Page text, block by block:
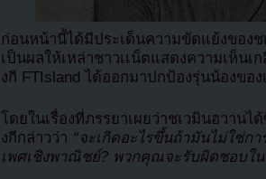
ก่อนหน้านี้ได้มีประเด็นความขัดแย้งของ
เป็นผลให้เหล่าชาวเเน็ตแสดงความเห็น
งกี FTIsland ได้ออกมาปกป้องรุ่นน้องของ
โดยในเรื่องที่ภรรยาเผยว่าชเวมินฮวาน
งกีกล่าวว่า “จะเกิดอะไรขึ้นถ้ามันไม่ใช่ก
เพศเชิงพาณิชย์? พวกคุณจะรับผิดชอบใ